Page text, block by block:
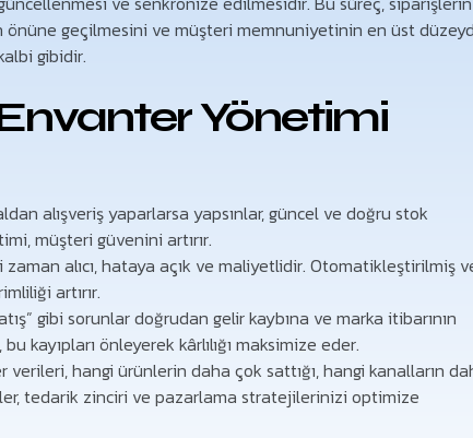
önüne geçilmesini ve müşteri memnuniyetinin en üst
gibidir.
Yönetimi
alışveriş yaparlarsa yapsınlar, güncel ve doğru stok
müşteri güvenini artırır.
alıcı, hataya açık ve maliyetlidir. Otomatikleştirilmiş
artırır.
gibi sorunlar doğrudan gelir kaybına ve marka itibarının
kayıpları önleyerek kârlılığı maksimize eder.
verileri, hangi ürünlerin daha çok sattığı, hangi kanalların
tedarik zinciri ve pazarlama stratejilerinizi optimize